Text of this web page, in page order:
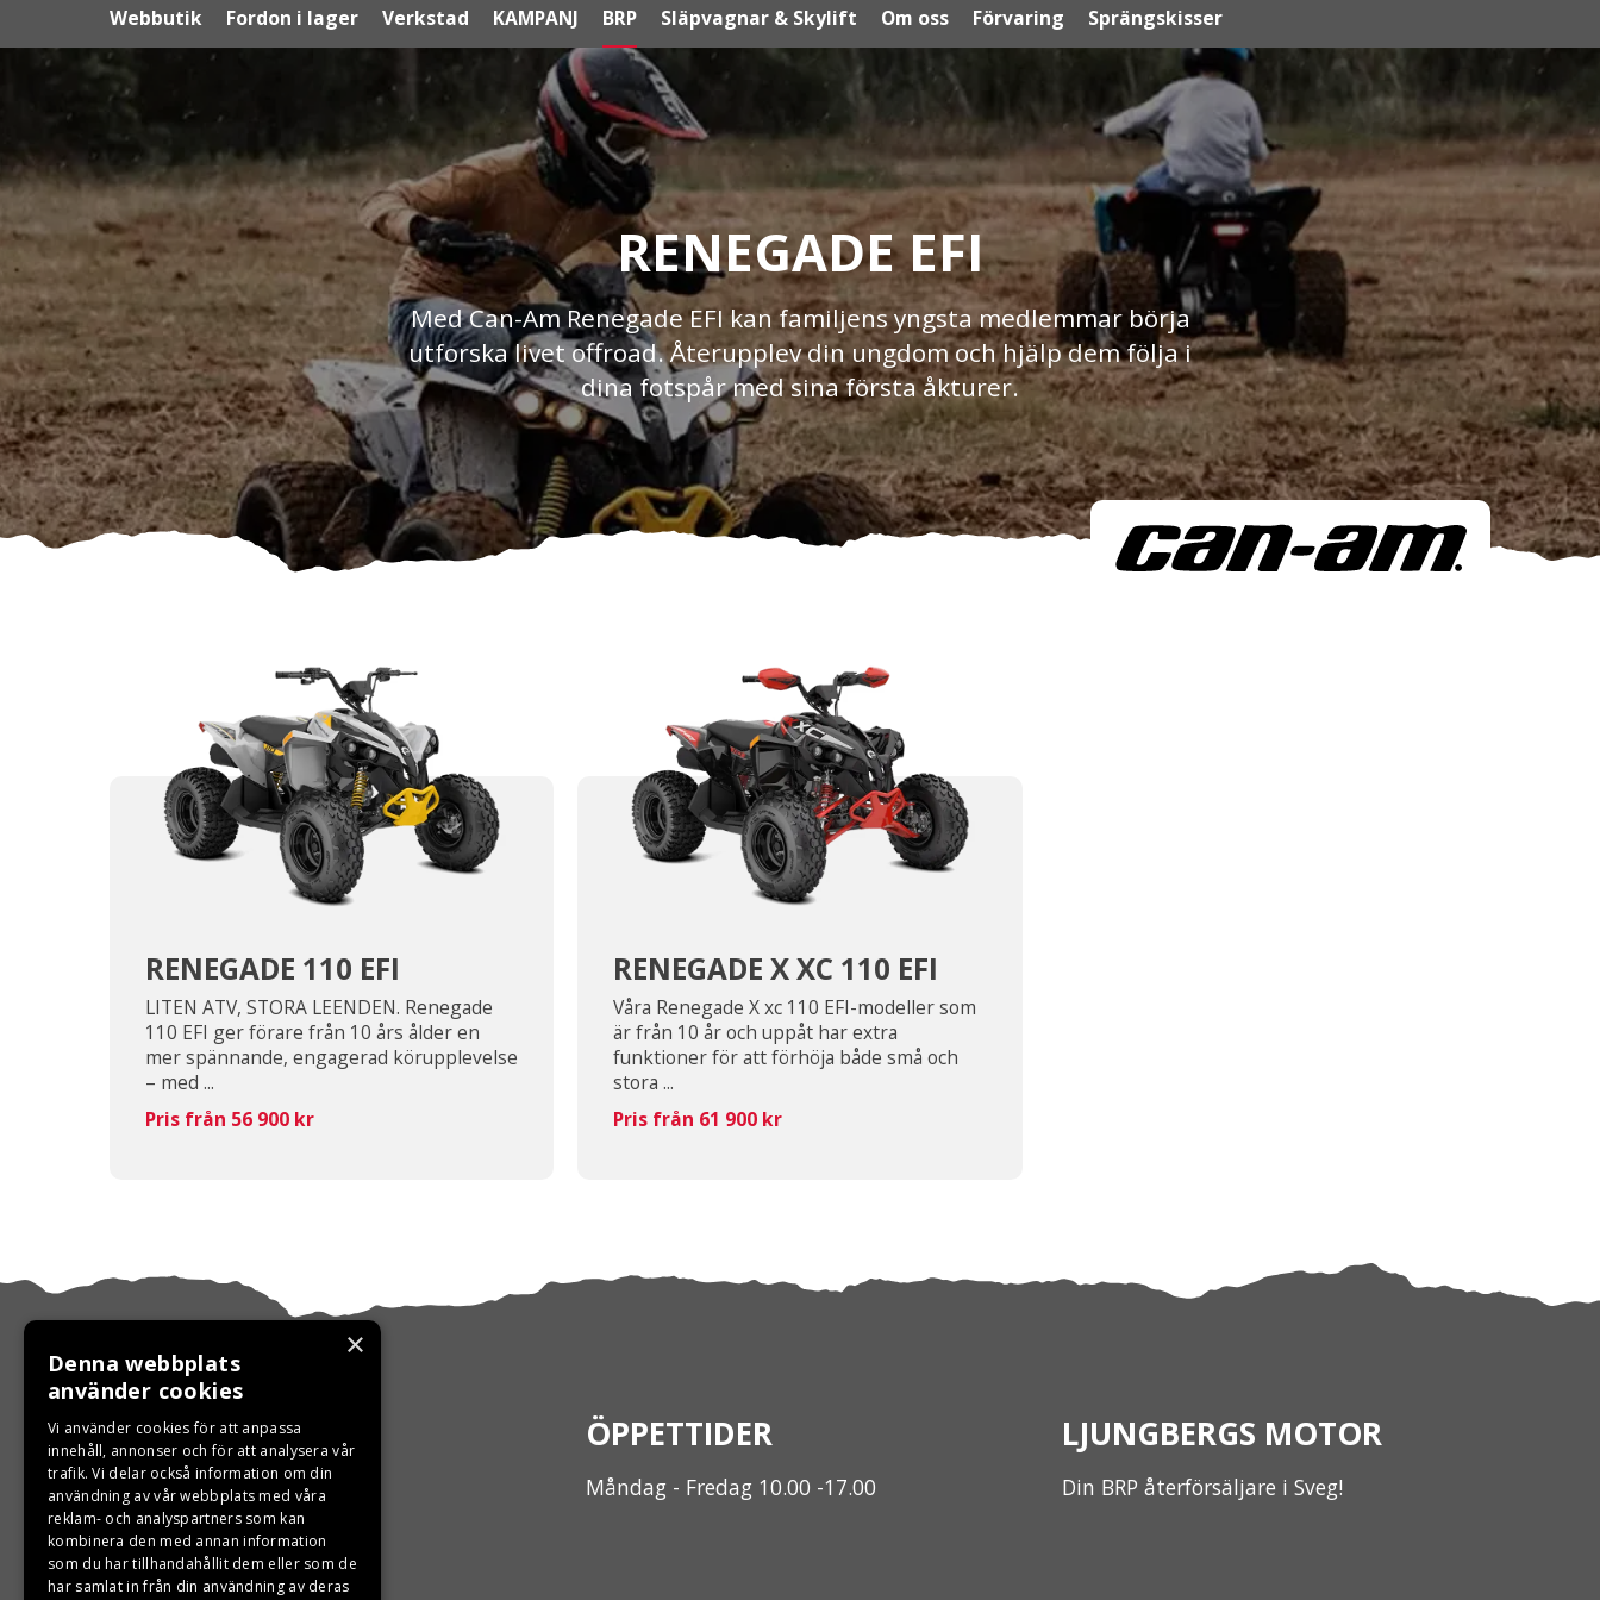
Webbutik Fordon i lager Verkstad KAMPANJ BRP Släpvagnar & Skylift Om oss Förvaring Sprängskisser
RENEGADE EFI
Med Can-Am Renegade EFI kan familjens yngsta medlemmar börja
utforska livet offroad. Återupplev din ungdom och hjälp dem följa i
dina fotspår med sina första åkturer.
RENEGADE 110 EFI
LITEN ATV, STORA LEENDEN. Renegade
110 EFI ger förare från 10 års ålder en
mer spännande, engagerad körupplevelse
– med ...
Pris från 56 900 kr
RENEGADE X XC 110 EFI
Våra Renegade X xc 110 EFI-modeller som
är från 10 år och uppåt har extra
funktioner för att förhöja både små och
stora ...
Pris från 61 900 kr
KONTAKTA OSS
Ångra ditt köp
0680-103 60
info@ljungbergsmotor.se
ÖPPETTIDER
Måndag - Fredag 10.00 -17.00
LJUNGBERGS MOTOR
Din BRP återförsäljare i Sveg!
×
Denna webbplats
använder cookies
Vi använder cookies för att anpassa
innehåll, annonser och för att analysera vår
trafik. Vi delar också information om din
användning av vår webbplats med våra
reklam- och analyspartners som kan
kombinera den med annan information
som du har tillhandahållit dem eller som de
har samlat in från din användning av deras